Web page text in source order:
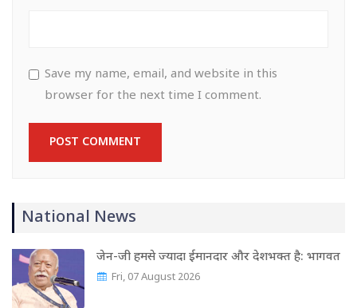
Save my name, email, and website in this
browser for the next time I comment.
National News
जेन-जी हमसे ज्यादा ईमानदार और देशभक्त है: भागवत
Fri, 07 August 2026